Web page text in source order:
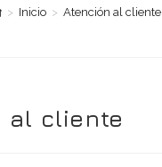
> Inicio > Atención al cliente
al cliente